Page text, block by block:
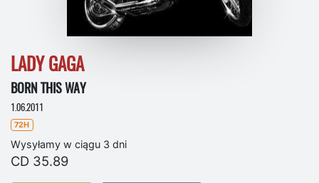
LADY GAGA
BORN THIS WAY
1.06.2011
72H
Wysyłamy w ciągu 3 dni
CD 35.89